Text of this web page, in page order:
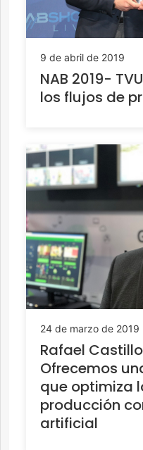
9 de abril de 2019
NAB 2019-
los flujos de
24 de marzo de 2019
Rafael
Ofrecemos
que optimiza
producción
artificial